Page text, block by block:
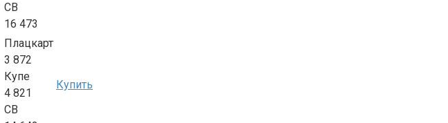
СВ
16 473
Плацкарт
3 872
Купе
4 821
СВ
Купить